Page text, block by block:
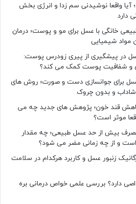
واقعا نوشیدنی سم زدا و انرژی بخش
دارد
طبیعی خانگی با عسل برای مو و پوست؛ درمان
مواد شیمیایی
در پیشگیری از پیری زودرس پوست:
و شفافیت پوست کمک می کند؟
برای جوانسازی دست و صورت؛ روش های
شاداب و بدون چروک
کاهش قند خون؛ پژوهش های جدید چه می
موثر است؟
بیش از حد عسل طبیعی؛ چه مقدار
و از چه زمانی مضر می شود؟
زنبور عسل و کاربرد هرکدام در سلامت
دارد؟ بررسی علمی خواص درمانی بره